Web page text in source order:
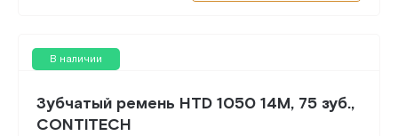
В наличии
Зубчатый ремень HTD 1050 14M, 75 зуб.,
CONTITECH